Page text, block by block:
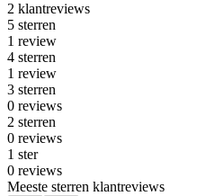
2 klantreviews
5 sterren
1 review
4 sterren
1 review
3 sterren
0 reviews
2 sterren
0 reviews
1 ster
0 reviews
Meeste sterren klantreviews